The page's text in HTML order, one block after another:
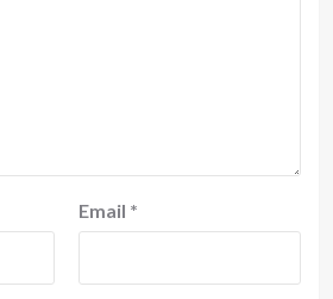
Email *